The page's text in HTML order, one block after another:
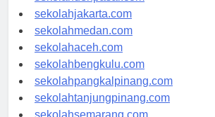
sekolahdenpasar.com
sekolahjakarta.com
sekolahmedan.com
sekolahaceh.com
sekolahbengkulu.com
sekolahpangkalpinang.com
sekolahtanjungpinang.com